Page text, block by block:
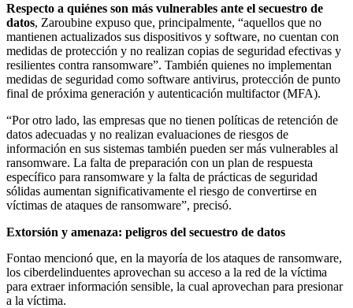
Respecto a quiénes son más vulnerables ante el secuestro de
datos, Zaroubine expuso que, principalmente, “aquellos que no
mantienen actualizados sus dispositivos y software, no cuentan con
medidas de protección y no realizan copias de seguridad efectivas y
resilientes contra ransomware”. También quienes no implementan
medidas de seguridad como software antivirus, protección de punto
final de próxima generación y autenticación multifactor (MFA).
“Por otro lado, las empresas que no tienen políticas de retención de
datos adecuadas y no realizan evaluaciones de riesgos de
información en sus sistemas también pueden ser más vulnerables al
ransomware. La falta de preparación con un plan de respuesta
específico para ransomware y la falta de prácticas de seguridad
sólidas aumentan significativamente el riesgo de convertirse en
víctimas de ataques de ransomware”, precisó.
Extorsión y amenaza: peligros del secuestro de datos
Fontao mencionó que, en la mayoría de los ataques de ransomware,
los ciberdelinduentes aprovechan su acceso a la red de la víctima
para extraer información sensible, la cual aprovechan para presionar
a la víctima.